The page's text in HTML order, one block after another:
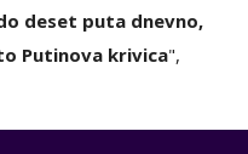
deset puta dnevno,
Putinova krivica",